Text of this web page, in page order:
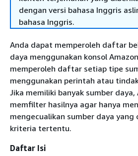
dengan versi bahasa Inggris
bahasa Inggris.
Anda dapat memperoleh daftar
daya menggunakan konsol
memperoleh daftar setiap tipe
menggunakan perintah atau
Jika memiliki banyak sumber
memfilter hasilnya agar hanya
mengecualikan sumber daya yang
kriteria tertentu.
Daftar Isi